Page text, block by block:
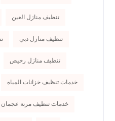
تنظيف منازل العين
تنظيف منازل دبي
تنظيف منازل رخيص
خدمات تنظيف خزانات المياه
خدمات تنظيف مرنة عجمان